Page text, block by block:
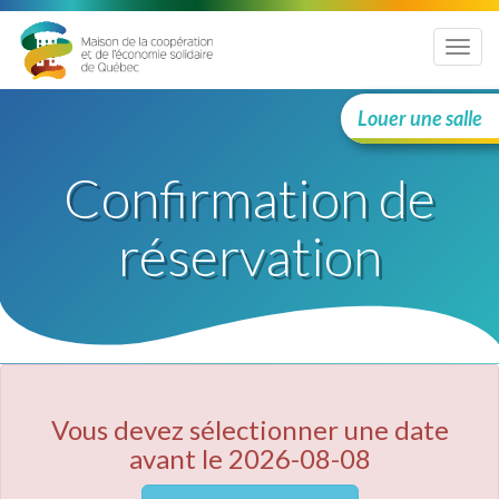
Menu
Louer une salle
Confirmation de
réservation
Vous devez sélectionner une date
avant le 2026-08-08